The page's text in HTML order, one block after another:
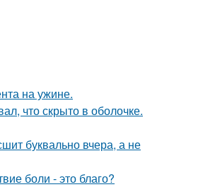
на ужине.
что скрыто в оболочке.
буквально вчера, а не
боли - это благо?